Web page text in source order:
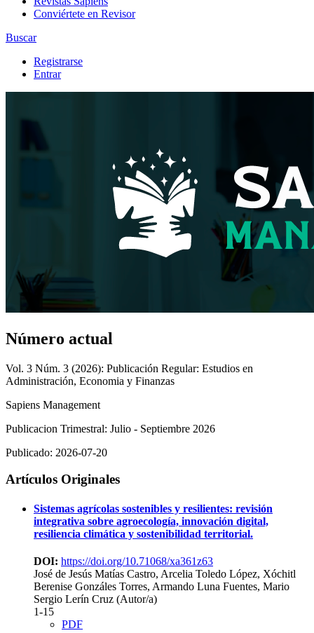
Conviértete en Revisor
Buscar
Registrarse
Entrar
Número actual
Vol. 3 Núm. 3 (2026): Publicación Regular: Estudios en
Administración, Economia y Finanzas
Sapiens Management
Publicacion Trimestral: Julio - Septiembre 2026
Publicado: 2026-07-20
Artículos Originales
Sistemas agrícolas sostenibles y resilientes: revisión
integrativa sobre agroecología, innovación digital,
resiliencia climática y sostenibilidad territorial.
DOI: https://doi.org/10.71068/xa361z63
José de Jesús Matías Castro, Arcelia Toledo López, Xóchitl
Berenise Gonzáles Torres, Armando Luna Fuentes, Mario
Sergio Lerín Cruz (Autor/a)
1-15
PDF